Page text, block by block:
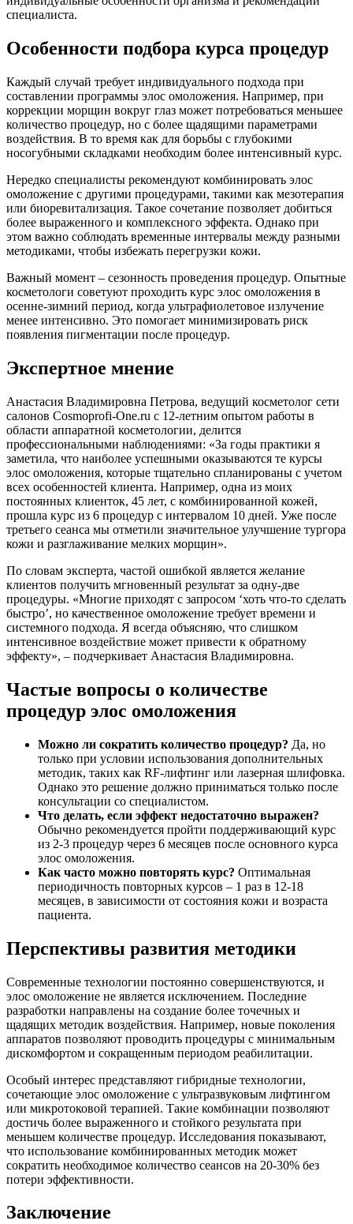
специалиста.
Особенности подбора курса процедур
Каждый случай требует индивидуального подхода при
составлении программы элос омоложения. Например, при
коррекции морщин вокруг глаз может потребоваться меньшее
количество процедур, но с более щадящими параметрами
воздействия. В то время как для борьбы с глубокими
носогубными складками необходим более интенсивный курс.
Нередко специалисты рекомендуют комбинировать элос
омоложение с другими процедурами, такими как мезотерапия
или биоревитализация. Такое сочетание позволяет добиться
более выраженного и комплексного эффекта. Однако при
этом важно соблюдать временные интервалы между разными
методиками, чтобы избежать перегрузки кожи.
Важный момент – сезонность проведения процедур. Опытные
косметологи советуют проходить курс элос омоложения в
осенне-зимний период, когда ультрафиолетовое излучение
менее интенсивно. Это помогает минимизировать риск
появления пигментации после процедур.
Экспертное мнение
Анастасия Владимировна Петрова, ведущий косметолог сети
салонов Cosmoprofi-One.ru с 12-летним опытом работы в
области аппаратной косметологии, делится
профессиональными наблюдениями: «За годы практики я
заметила, что наиболее успешными оказываются те курсы
элос омоложения, которые тщательно спланированы с учетом
всех особенностей клиента. Например, одна из моих
постоянных клиенток, 45 лет, с комбинированной кожей,
прошла курс из 6 процедур с интервалом 10 дней. Уже после
третьего сеанса мы отметили значительное улучшение тургора
кожи и разглаживание мелких морщин».
По словам эксперта, частой ошибкой является желание
клиентов получить мгновенный результат за одну-две
процедуры. «Многие приходят с запросом ‘хоть что-то сделать
быстро’, но качественное омоложение требует времени и
системного подхода. Я всегда объясняю, что слишком
интенсивное воздействие может привести к обратному
эффекту», – подчеркивает Анастасия Владимировна.
Частые вопросы о количестве
процедур элос омоложения
Можно ли сократить количество процедур? Да, но
только при условии использования дополнительных
методик, таких как RF-лифтинг или лазерная шлифовка.
Однако это решение должно приниматься только после
консультации со специалистом.
Что делать, если эффект недостаточно выражен?
Обычно рекомендуется пройти поддерживающий курс
из 2-3 процедур через 6 месяцев после основного курса
элос омоложения.
Как часто можно повторять курс? Оптимальная
периодичность повторных курсов – 1 раз в 12-18
месяцев, в зависимости от состояния кожи и возраста
пациента.
Перспективы развития методики
Современные технологии постоянно совершенствуются, и
элос омоложение не является исключением. Последние
разработки направлены на создание более точечных и
щадящих методик воздействия. Например, новые поколения
аппаратов позволяют проводить процедуры с минимальным
дискомфортом и сокращенным периодом реабилитации.
Особый интерес представляют гибридные технологии,
сочетающие элос омоложение с ультразвуковым лифтингом
или микротоковой терапией. Такие комбинации позволяют
достичь более выраженного и стойкого результата при
меньшем количестве процедур. Исследования показывают,
что использование комбинированных методик может
сократить необходимое количество сеансов на 20-30% без
потери эффективности.
Заключение